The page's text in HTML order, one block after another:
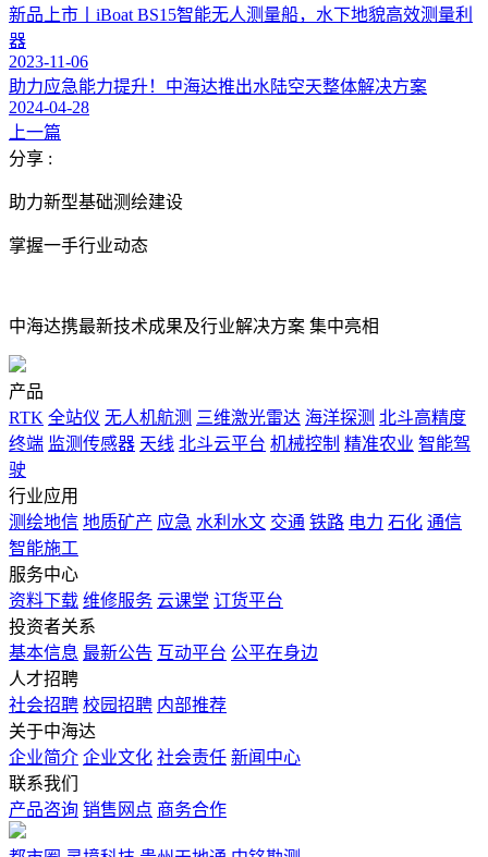
新品上市丨iBoat BS15智能无人测量船，水下地貌高效测量利
器
2023-11-06
助力应急能力提升！中海达推出水陆空天整体解决方案
2024-04-28
上一篇
分享 :
助力新型基础测绘建设
掌握一手行业动态
中海达携最新技术成果及行业解决方案 集中亮相
产品
RTK 全站仪 无人机航测 三维激光雷达 海洋探测 北斗高精度
终端 监测传感器 天线 北斗云平台 机械控制 精准农业 智能驾
驶
行业应用
测绘地信 地质矿产 应急 水利水文 交通 铁路 电力 石化 通信
智能施工
服务中心
资料下载 维修服务 云课堂 订货平台
投资者关系
基本信息 最新公告 互动平台 公平在身边
人才招聘
社会招聘 校园招聘 内部推荐
关于中海达
企业简介 企业文化 社会责任 新闻中心
联系我们
产品咨询 销售网点 商务合作